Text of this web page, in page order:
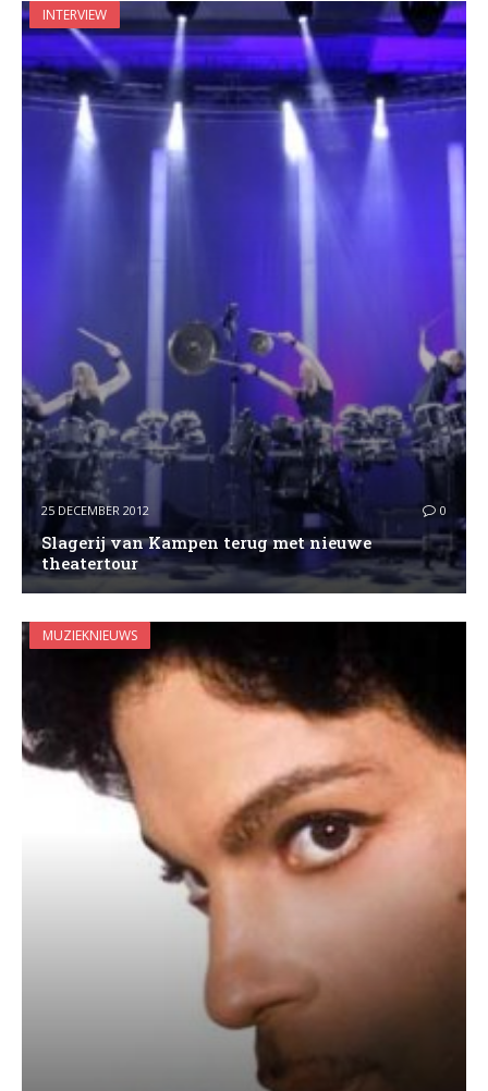
INTERVIEW
25 DECEMBER 2012 0
Slagerij van Kampen terug met nieuwe
theatertour
MUZIEKNIEUWS